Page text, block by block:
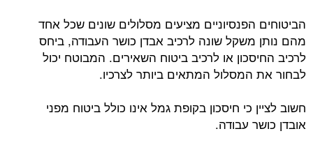
הביטוחים הפנסיוניים מציעים מסלולים שונים שכל אחד
מהם נותן משקל שונה לרכיב אבדן כושר העבודה, ביחס
לרכיב החיסכון או לרכיב ביטוח השאירים. המבוטח יכול
לבחור את המסלול המתאים ביותר לצרכיו.
חשוב לציין כי חיסכון בקופת גמל אינו כולל ביטוח מפני
אובדן כושר עבודה.